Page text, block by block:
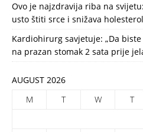
Ovo je najzdravija riba na
usto štiti srce i snižava holesterol
Kardiohirurg savjetuje: „Da
na prazan stomak 2 sata prije
AUGUST 2026
M
T W T